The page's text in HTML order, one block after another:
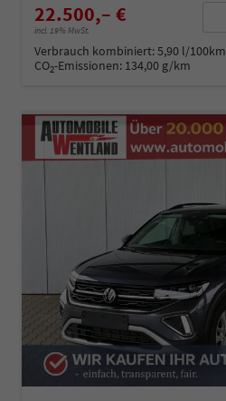
22.500,– €
incl. 19% MwSt.
Verbrauch kombiniert:5,90 l/100km
CO2-Emissionen: 134,00 g/km